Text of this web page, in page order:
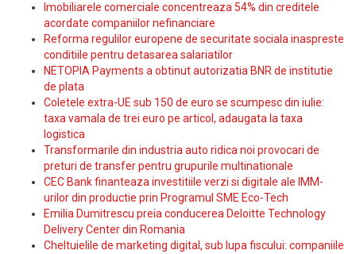
Imobiliarele comerciale concentreaza 54% din creditele
acordate companiilor nefinanciare
Reforma regulilor europene de securitate sociala inaspreste
conditiile pentru detasarea salariatilor
NETOPIA Payments a obtinut autorizatia BNR de institutie
de plata
Coletele extra-UE sub 150 de euro se scumpesc din iulie:
taxa vamala de trei euro pe articol, adaugata la taxa
logistica
Transformarile din industria auto ridica noi provocari de
preturi de transfer pentru grupurile multinationale
CEC Bank finanteaza investitiile verzi si digitale ale IMM-
urilor din productie prin Programul SME Eco-Tech
Emilia Dumitrescu preia conducerea Deloitte Technology
Delivery Center din Romania
Cheltuielile de marketing digital, sub lupa fiscului: companiile